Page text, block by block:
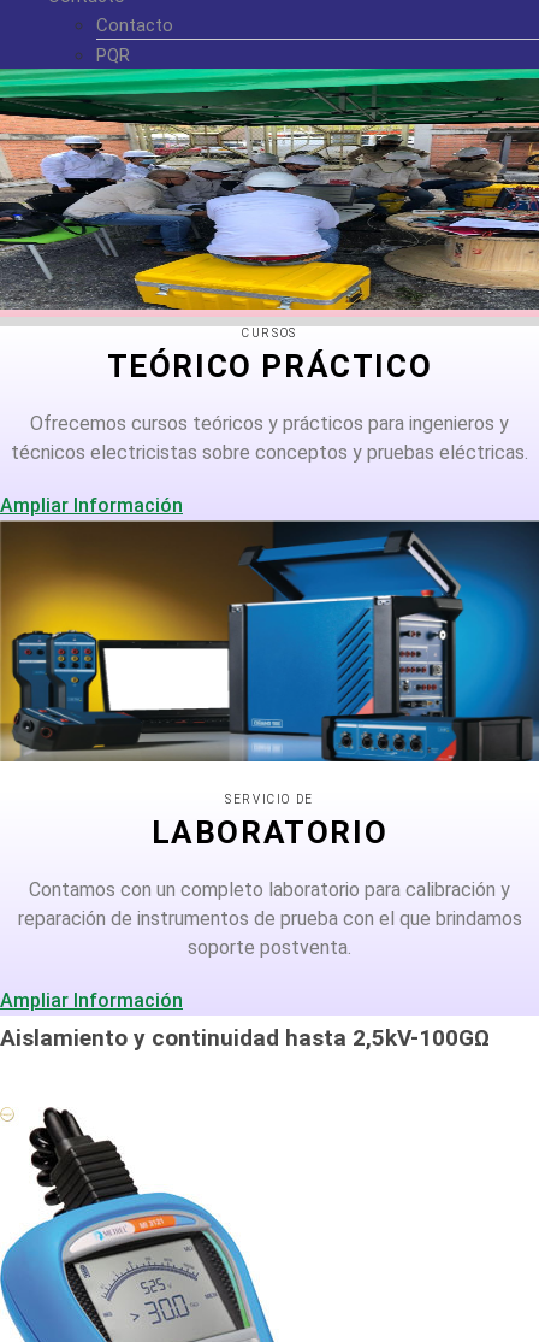
Contacto
PQR
CURSOS
TEÓRICO PRÁCTICO
Ofrecemos cursos teóricos y prácticos para ingenieros y
técnicos electricistas sobre conceptos y pruebas eléctricas.
Ampliar Información
SERVICIO DE
LABORATORIO
Contamos con un completo laboratorio para calibración y
reparación de instrumentos de prueba con el que brindamos
soporte postventa.
Ampliar Información
Aislamiento y continuidad hasta 2,5kV-100GΩ